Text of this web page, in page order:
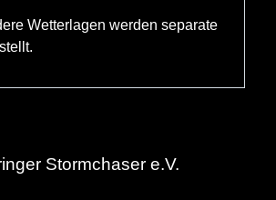
Wetterlagen werden separate
Stormchaser e.V.